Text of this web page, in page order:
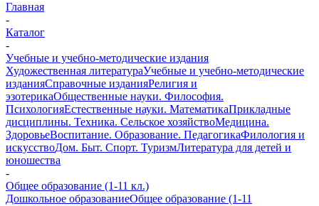
Главная
-
Каталог
-
Учебные и учебно-методические издания
Художественная литератураУчебные и учебно-методические
изданияСправочные изданияРелигия и
эзотерикаОбщественные науки. Философия.
ПсихологияЕстественные науки. МатематикаПрикладные
дисциплины. Техника. Сельское хозяйствоМедицина.
ЗдоровьеВоспитание. Образование. ПедагогикаФилология и
искусствоДом. Быт. Спорт. ТуризмЛитература для детей и
юношества
-
Общее образование (1-11 кл.)
Дошкольное образованиеОбщее образование (1-11